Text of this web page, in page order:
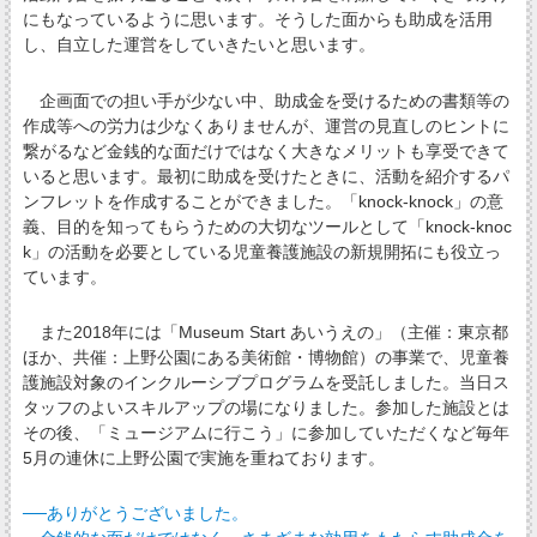
にもなっているように思います。そうした面からも助成を活用
し、自立した運営をしていきたいと思います。
企画面での担い手が少ない中、助成金を受けるための書類等の
作成等への労力は少なくありませんが、運営の見直しのヒントに
繋がるなど金銭的な面だけではなく大きなメリットも享受できて
いると思います。最初に助成を受けたときに、活動を紹介するパ
ンフレットを作成することができました。「knock-knock」の意
義、目的を知ってもらうための大切なツールとして「knock-knoc
k」の活動を必要としている児童養護施設の新規開拓にも役立っ
ています。
また2018年には「Museum Start あいうえの」（主催：東京都
ほか、共催：上野公園にある美術館・博物館）の事業で、児童養
護施設対象のインクルーシブプログラムを受託しました。当日ス
タッフのよいスキルアップの場になりました。参加した施設とは
その後、「ミュージアムに行こう」に参加していただくなど毎年
5月の連休に上野公園で実施を重ねております。
──ありがとうございました。